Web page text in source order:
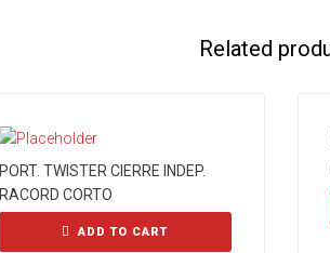
Related
PORT. TWISTER CIERRE INDEP.
RACORD CORTO
ADD TO CART